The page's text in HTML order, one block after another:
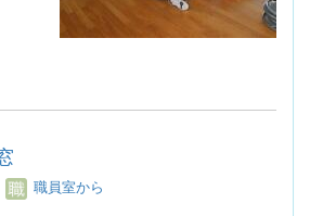
職員室から